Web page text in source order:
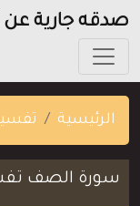
صدقه جارية عن
الرئيسية
سورة الصف